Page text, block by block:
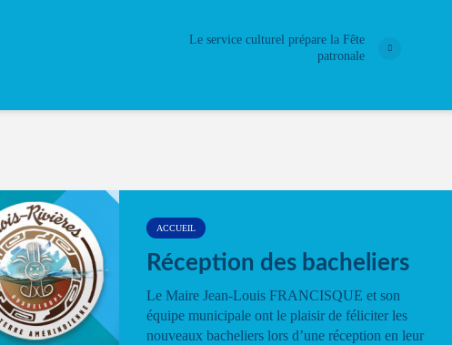
Le service culturel prépare la Fête
patronale
ACCUEIL
Réception des bacheliers
Le Maire Jean-Louis FRANCISQUE et son
équipe municipale ont le plaisir de féliciter les
nouveaux bacheliers lors d’une réception en leur